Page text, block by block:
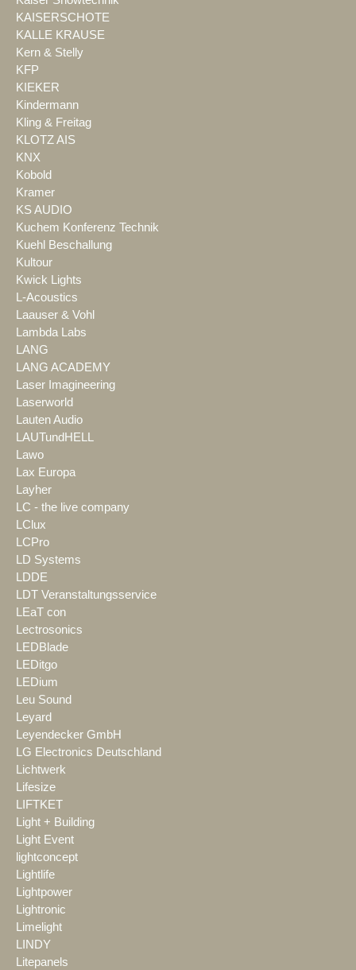
KAISERSCHOTE
KALLE KRAUSE
Kern & Stelly
KFP
KIEKER
Kindermann
Kling & Freitag
KLOTZ AIS
KNX
Kobold
Kramer
KS AUDIO
Kuchem Konferenz Technik
Kuehl Beschallung
Kultour
Kwick Lights
L-Acoustics
Laauser & Vohl
Lambda Labs
LANG
LANG ACADEMY
Laser Imagineering
Laserworld
Lauten Audio
LAUTundHELL
Lawo
Lax Europa
Layher
LC - the live company
LClux
LCPro
LD Systems
LDDE
LDT Veranstaltungsservice
LEaT con
Lectrosonics
LEDBlade
LEDitgo
LEDium
Leu Sound
Leyard
Leyendecker GmbH
LG Electronics Deutschland
Lichtwerk
Lifesize
LIFTKET
Light + Building
Light Event
lightconcept
Lightlife
Lightpower
Lightronic
Limelight
LINDY
Litepanels